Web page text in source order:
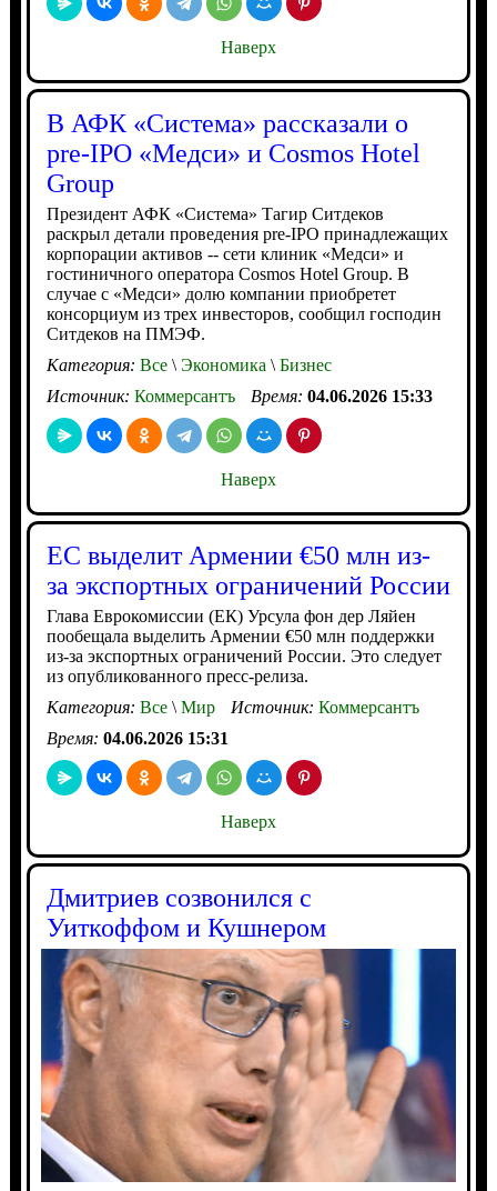
Наверх
В АФК «Система» рассказали о
pre-IPO «Медси» и Cosmos Hotel
Group
Президент АФК «Система» Тагир Ситдеков
раскрыл детали проведения pre-IPO принадлежащих
корпорации активов -- сети клиник «Медси» и
гостиничного оператора Cosmos Hotel Group. В
случае с «Медси» долю компании приобретет
консорциум из трех инвесторов, сообщил господин
Ситдеков на ПМЭФ.
Категория: Все\Экономика \Бизнес
Источник: Коммерсантъ Время: 04.06.2026 15:33
Наверх
ЕС выделит Армении €50 млн из-
за экспортных ограничений России
Глава Еврокомиссии (ЕК) Урсула фон дер Ляйен
пообещала выделить Армении €50 млн поддержки
из-за экспортных ограничений России. Это следует
из опубликованного пресс-релиза.
Категория: Все\Мир Источник: Коммерсантъ
Время: 04.06.2026 15:31
Наверх
Дмитриев созвонился с
Уиткоффом и Кушнером